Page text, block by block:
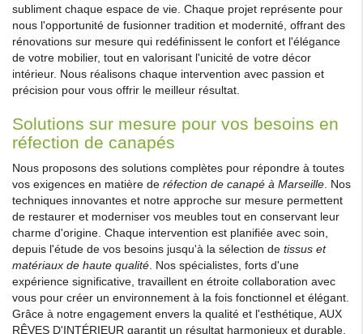
subliment chaque espace de vie. Chaque projet représente pour
nous l'opportunité de fusionner tradition et modernité, offrant des
rénovations sur mesure qui redéfinissent le confort et l'élégance
de votre mobilier, tout en valorisant l'unicité de votre décor
intérieur. Nous réalisons chaque intervention avec passion et
précision pour vous offrir le meilleur résultat.
Solutions sur mesure pour vos besoins en
réfection de canapés
Nous proposons des solutions complètes pour répondre à toutes
vos exigences en matière de réfection de canapé à Marseille . Nos
techniques innovantes et notre approche sur mesure permettent
de restaurer et moderniser vos meubles tout en conservant leur
charme d'origine. Chaque intervention est planifiée avec soin,
depuis l'étude de vos besoins jusqu'à la sélection de tissus et
matériaux de haute qualité . Nos spécialistes, forts d'une
expérience significative, travaillent en étroite collaboration avec
vous pour créer un environnement à la fois fonctionnel et élégant.
Grâce à notre engagement envers la qualité et l'esthétique, AUX
RÊVES D'INTÉRIEUR garantit un résultat harmonieux et durable,